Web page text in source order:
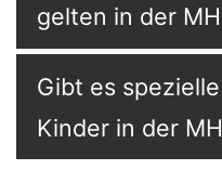
gelten in der
Gibt es
Kinder in der